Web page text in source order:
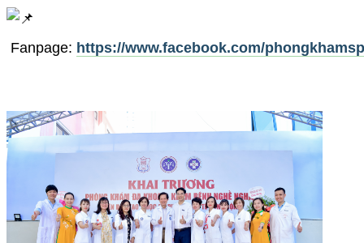
Fanpage: https://www.facebook.com/